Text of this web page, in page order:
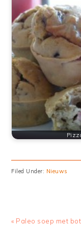
Filed Under: Nieuws
Previous
« Paleo soep met